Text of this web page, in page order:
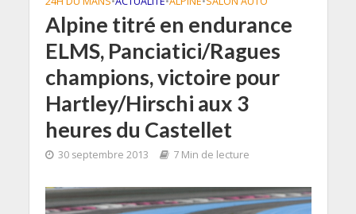
Alpine titré en endurance
ELMS, Panciatici/Ragues
champions, victoire pour
Hartley/Hirschi aux 3
heures du Castellet
30 septembre 2013 7 Min de lecture